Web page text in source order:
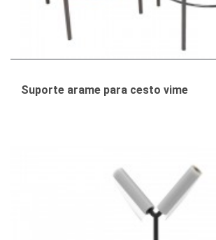
Suporte arame para cesto vime